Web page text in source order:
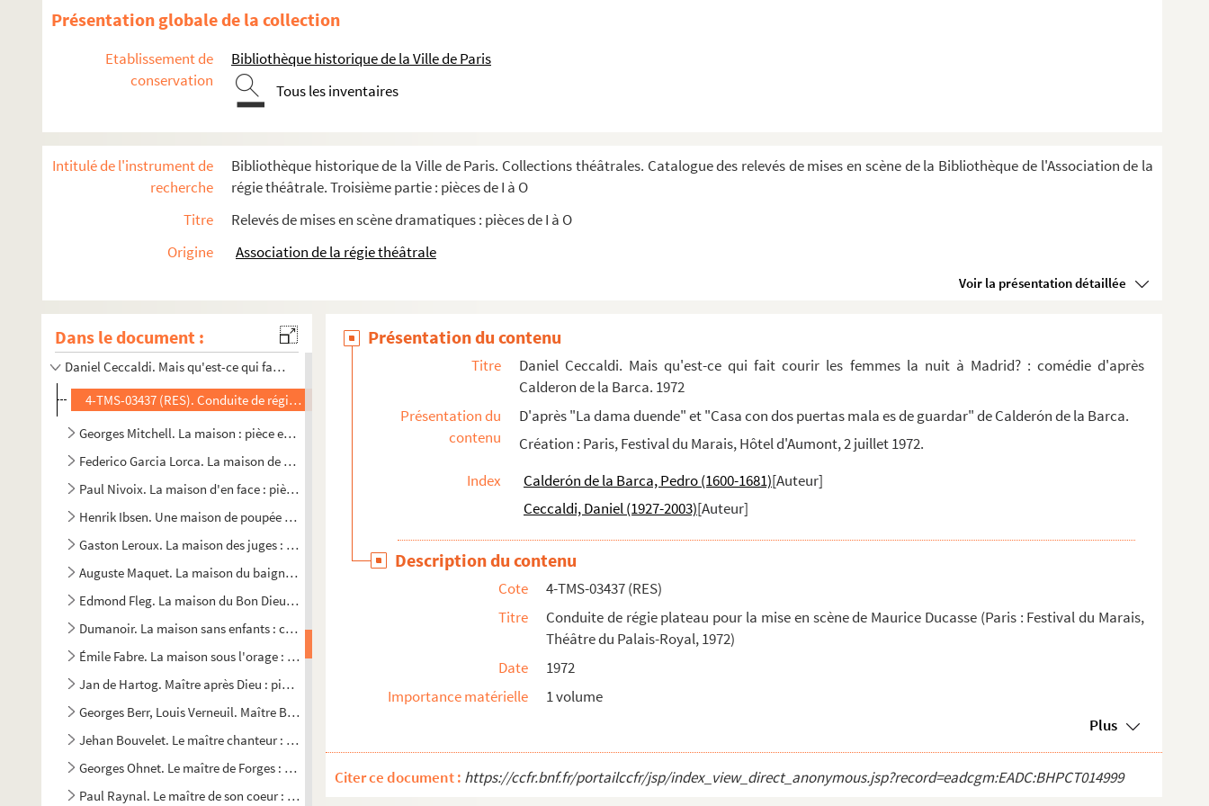
Présentation globale de la collection
Etablissement de
conservation
Bibliothèque historique de la Ville de Paris
Tous les inventaires
Intitulé de l'instrument de
recherche
Bibliothèque historique de la Ville de Paris. Collections théâtrales. Catalogue des relevés de mises en scène de la Bibliothèque de l'Association de la
régie théâtrale. Troisième partie : pièces de I à O
Titre
Relevés de mises en scène dramatiques : pièces de I à O
Origine
Association de la régie théâtrale
Voir la présentation détaillée
Dans le document :
André de Lorde, André Heuzé. La madone des Sleepings : pièce en 3 actes et 9 tableaux. Adaptation d'...
Hermann Sudermann. Magda : pièce en 4 actes. 1895
René Dorin. Mailloche : comédie en 4 actes. 1939
André Roussin. La main de César : comédie en 3 actes. 1951
Léon Gozlan. La main droite et la main gauche : drame en 5 actes. 1842
Pierre Veber. Main gauche : comédie en 3 actes. 1900
Georges Feydeau. La main passe ! : pièce en 4 actes. 1904
Yves Mirande, Saint-Granier. Les mains de ces messieurs : sketch en 1 acte. 1916
Félix Gandera. Mais les hommes n'en sauront rien : pièce en 3 actes. 1920
Georges Feydeau. Mais n'te promène donc pas toute nue ! : comédie en 1 acte. 1911
Daniel Ceccaldi. Mais qu'est-ce qui fait courir les femmes la nuit à Madrid? : comédie d'après Calde...
4-TMS-03437 (RES). Conduite de régie plateau pour la mise en scène de Maurice Ducasse (Paris : Festival du Marais, Théâ...
Georges Mitchell. La maison : pièce en 3 actes. 1901
Federico Garcia Lorca. La maison de Bernarda Alba : pièce en 3 actes. 1945
Paul Nivoix. La maison d'en face : pièce en 3 actes. 1932
Henrik Ibsen. Une maison de poupée : drame en 3 actes. 1894
Gaston Leroux. La maison des juges : pièce en 3 actes. 1907
Auguste Maquet. La maison du baigneur : drame en 5 actes et 12 tableaux. 1864
Edmond Fleg. La maison du Bon Dieu : comédie en 3 actes. 1920
Dumanoir. La maison sans enfants : comédie en 3 actes. 1863
Émile Fabre. La maison sous l'orage : comédie dramatique en 3 actes. 1920
Jan de Hartog. Maître après Dieu : pièce en 3 actes. 1948
Georges Berr, Louis Verneuil. Maître Bolbec et son mari : comédie en 3 actes. 1926
Jehan Bouvelet. Le maître chanteur : pièce en 4 actes. 1947 ?
Georges Ohnet. Le maître de Forges : comédie en 4 actes et 5 tableaux. 1883
Paul Raynal. Le maître de son coeur : comédie en 3 actes. 1920
Présentation du contenu
Titre
Daniel Ceccaldi. Mais qu'est-ce qui fait courir les femmes la nuit à Madrid? : comédie d'après
Calderon de la Barca. 1972
Présentation du
contenu
D'après "La dama duende" et "Casa con dos puertas mala es de guardar" de Calderón de la Barca.
Création : Paris, Festival du Marais, Hôtel d'Aumont, 2 juillet 1972.
Index
Calderón de la Barca, Pedro (1600-1681)[Auteur]
Ceccaldi, Daniel (1927-2003)[Auteur]
Description du contenu
Cote
4-TMS-03437 (RES)
Titre
Conduite de régie plateau pour la mise en scène de Maurice Ducasse (Paris : Festival du Marais,
Théâtre du Palais-Royal, 1972)
Date
1972
Importance matérielle
1 volume
Plus
Citer ce document : https://ccfr.bnf.fr/portailccfr/jsp/index_view_direct_anonymous.jsp?record=eadcgm:EADC:BHPCT014999